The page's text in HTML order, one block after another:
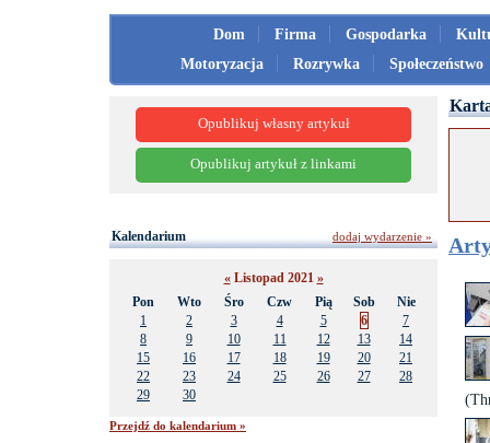
Dom Firma Gospodarka
Motoryzacja
Rozrywka Społeczeństwo
Opublikuj własny artykuł
Opublikuj artykuł z linkami
Kalendarium
«Listopad 2021 »
Pon
Wto Śro Czw Pią Sob
Nie
1
2 3 4 5 6
7
8
9 10 11 12 13
14
15
16 17 18 19 20
21
22
23 24 25 26 27
28
29
30
Przejdź do kalendarium »
dodaj wydarzenie »